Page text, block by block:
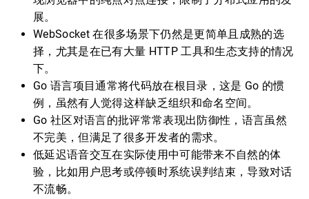
展。
WebSocket 在很多场景下仍然是更简单且成熟的选
择，尤其是在已有大量 HTTP 工具和生态支持的情况
下。
Go 语言项目通常将代码放在根目录，这是 Go 的惯
例，虽然有人觉得这样缺乏组织和命名空间。
Go 社区对语言的批评常常表现出防御性，语言虽然
不完美，但满足了很多开发者的需求。
低延迟语音交互在实际使用中可能带来不自然的体
验，比如用户思考或停顿时系统误判结束，导致对话
不流畅。